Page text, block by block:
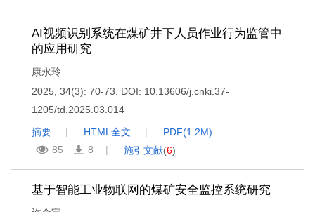
AI视频识别系统在煤矿井下人员作业行为监管中
的应用研究
康永玲
2025, 34(3): 70-73.
DOI: 10.13606/j.cnki.37-
1205/td.2025.03.014
摘要
HTML全文 PDF(1.2M)
施引文献(6)
85 8
基于智能工业物联网的煤矿安全监控系统研究